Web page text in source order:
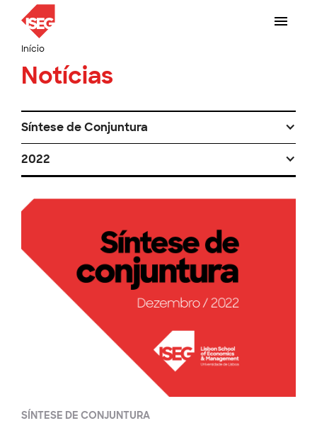
Início
Notícias
Síntese de Conjuntura
2022
SÍNTESE DE CONJUNTURA